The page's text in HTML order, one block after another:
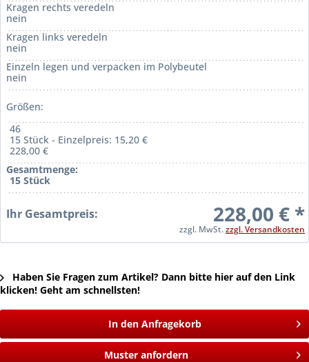
Kragen rechts veredeln
nein
Kragen links veredeln
nein
Einzeln legen und verpacken im Polybeutel
nein
Größen:
46
15 Stück - Einzelpreis: 15,20 €
228,00 €
Gesamtmenge:
15 Stück
Ihr Gesamtpreis: 228,00 € *
zzgl. MwSt.zzgl. Versandkosten
Haben Sie Fragen zum Artikel? Dann bitte hier auf den Link
klicken! Geht am schnellsten!
In den Anfragekorb
Muster anfordern